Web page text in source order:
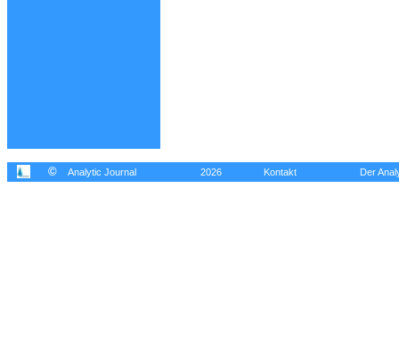
© Analytic Journal 2026 Kontakt Der